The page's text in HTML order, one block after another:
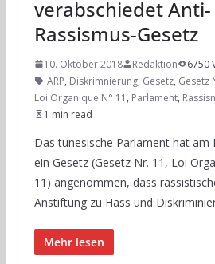
verabschiedet Anti-
Rassismus-Gesetz
10. Oktober 2018 Redaktion
6750
ARP, Diskrimnierung, Gesetz, Gesetz
Loi Organique N° 11 , Parlament,
1 min read
Das tunesische Parlament hat am
ein Gesetz (Gesetz Nr. 11, Loi
11) angenommen, dass
Anstiftung zu Hass und
Mehr lesen